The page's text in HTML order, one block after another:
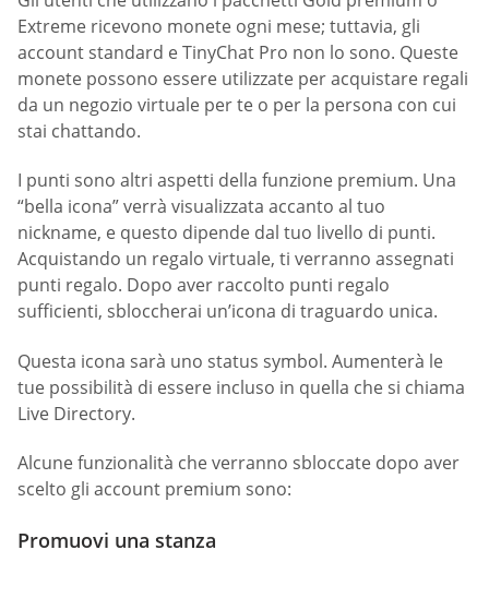
Extreme ricevono monete ogni mese; tuttavia, gli
account standard e TinyChat Pro non lo sono. Queste
monete possono essere utilizzate per acquistare regali
da un negozio virtuale per te o per la persona con cui
stai chattando.
I punti sono altri aspetti della funzione premium. Una
“bella icona” verrà visualizzata accanto al tuo
nickname, e questo dipende dal tuo livello di punti.
Acquistando un regalo virtuale, ti verranno assegnati
punti regalo. Dopo aver raccolto punti regalo
sufficienti, sbloccherai un’icona di traguardo unica.
Questa icona sarà uno status symbol. Aumenterà le
tue possibilità di essere incluso in quella che si chiama
Live Directory.
Alcune funzionalità che verranno sbloccate dopo aver
scelto gli account premium sono:
Promuovi una stanza